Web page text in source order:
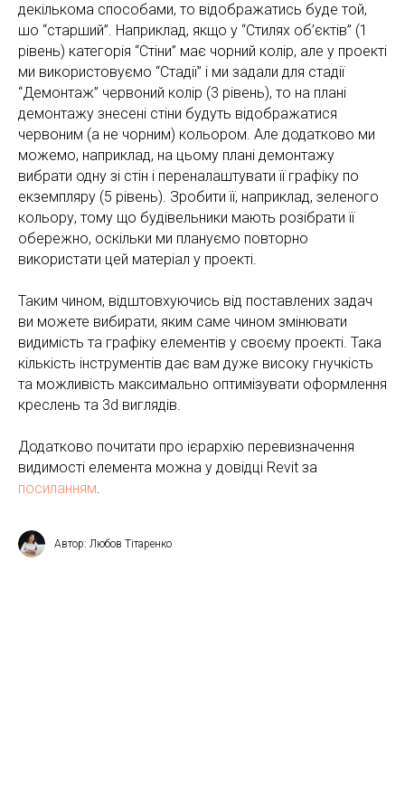
декількома способами, то відображатись буде той,
шо “старший”. Наприклад, якщо у “Стилях об’єктів” (1
рівень) категорія “Стіни” має чорний колір, але у проекті
ми використовуємо “Стадії” і ми задали для стадії
“Демонтаж” червоний колір (3 рівень), то на плані
демонтажу знесені стіни будуть відображатися
червоним (а не чорним) кольором. Але додатково ми
можемо, наприклад, на цьому плані демонтажу
вибрати одну зі стін і переналаштувати її графіку по
екземпляру (5 рівень). Зробити її, наприклад, зеленого
кольору, тому що будівельники мають розібрати її
обережно, оскільки ми плануємо повторно
використати цей матеріал у проекті.
Таким чином, відштовхуючись від поставлених задач
ви можете вибирати, яким саме чином змінювати
видимість та графіку елементів у своєму проекті. Така
кількість інструментів дає вам дуже високу гнучкість
та можливість максимально оптимізувати оформлення
креслень та 3d виглядів.
Додатково почитати про ієрархію перевизначення
видимості елемента можна у довідці Revit за
посиланням.
Автор: Любов Тітаренко